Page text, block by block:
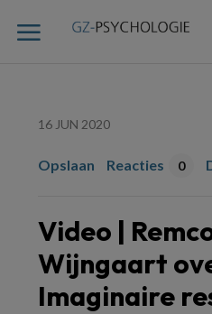
16 JUN 2020
Opslaan Reacties 0
Video |
Wijngaart
Imaginaire